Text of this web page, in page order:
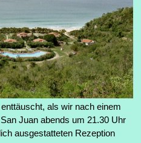
als wir nach einem
Juan abends um 21.30 Uhr
ausgestatteten Rezeption